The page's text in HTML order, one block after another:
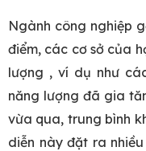
Ngành công nghiệp
điểm, các cơ sở của
lượng , ví dụ như
năng lượng đã gia
vừa qua, trung bình
diễn này đặt ra